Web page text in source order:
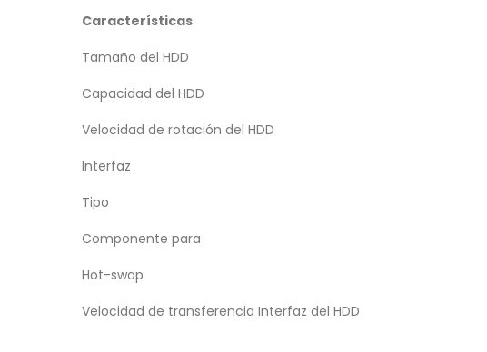
Características
Tamaño del HDD
Capacidad del HDD
Velocidad de rotación del HDD
Interfaz
Tipo
Componente para
Hot-swap
Velocidad de transferencia Interfaz del HDD